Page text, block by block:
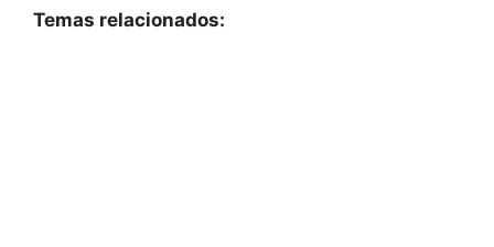
Temas relacionados: